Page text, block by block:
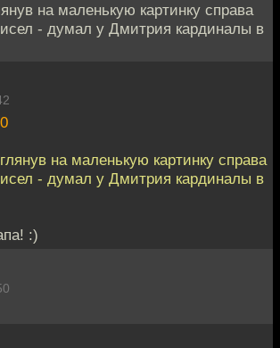
на маленькую картинку справа
- думал у Дмитрия кардиналы в
на маленькую картинку справа
- думал у Дмитрия кардиналы в
:)